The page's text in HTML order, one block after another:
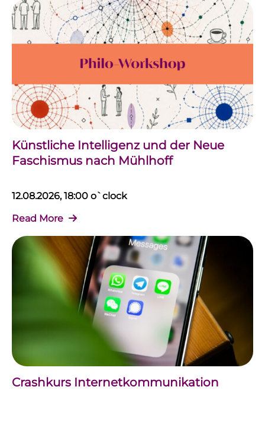
Künstliche Intelligenz und der Neue
Faschismus nach Mühlhoff
12.08.2026, 18:00 o`clock
Read More
Crashkurs Internetkommunikation